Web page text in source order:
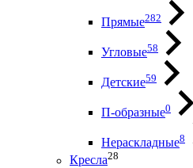
Прямые282
Угловые58
Детские59
П-образные0
Нераскладные8
Кресла28